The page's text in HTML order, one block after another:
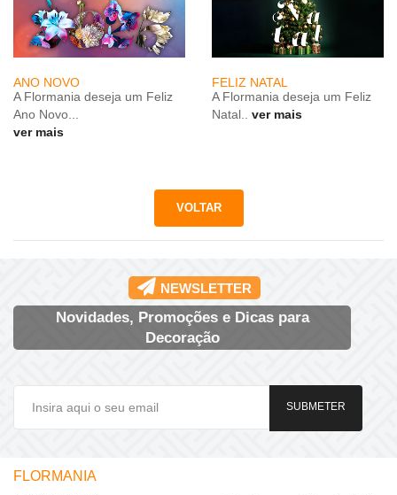
ANO NOVO
A Flormania deseja um Feliz
Ano Novo...
ver mais
FELIZ NATAL
A Flormania deseja um Feliz
Natal..
ver mais
NEWSLETTER
Novidades, Promoções e Dicas para
Decoração
SUBMETER
FLORMANIA